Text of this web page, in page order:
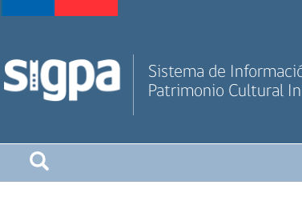
Sistema de
Patrimonio Cultural